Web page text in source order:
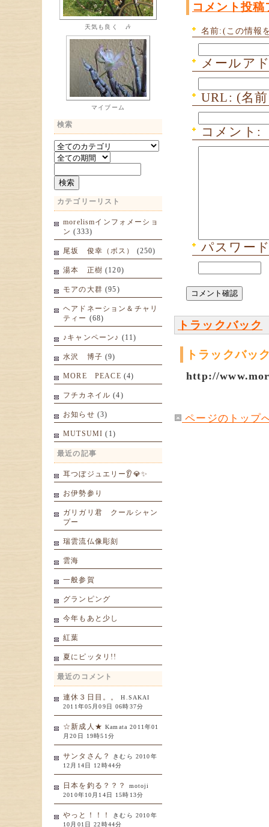
天気も良く 🎶
マイブーム
検索
カテゴリーリスト
morelismインフォメーショ
ン (333)
尾坂 俊幸（ボス） (250)
湯本 正樹 (120)
モアの大群 (95)
ヘアドネーション＆チャリ
ティー (68)
♪キャンペーン♪ (11)
水沢 博子 (9)
MORE PEACE (4)
フチカネイル (4)
お知らせ (3)
MUTSUMI (1)
最近の記事
耳つぼジュエリー👂💎✨
お伊勢参り
ガリガリ君 クールシャン
プー
瑞雲流仏像彫刻
雲海
一般参賀
グランピング
今年もあと少し
紅葉
夏にピッタリ!!
最近のコメント
連休３日目。。 H.SAKAI
2011年05月09日 06時37分
☆新成人★ Kamata 2011年01
月20日 19時51分
サンタさん？ きむら 2010年
12月14日 12時44分
日本を釣る？？？ motoji
2010年10月14日 15時13分
やっと！！！ きむら 2010年
10月01日 22時44分
コメント投稿
名前:(この情報
メールア
URL: (名
コメント:
パスワー
トラックバック
トラックバッ
http://
ページのトップ